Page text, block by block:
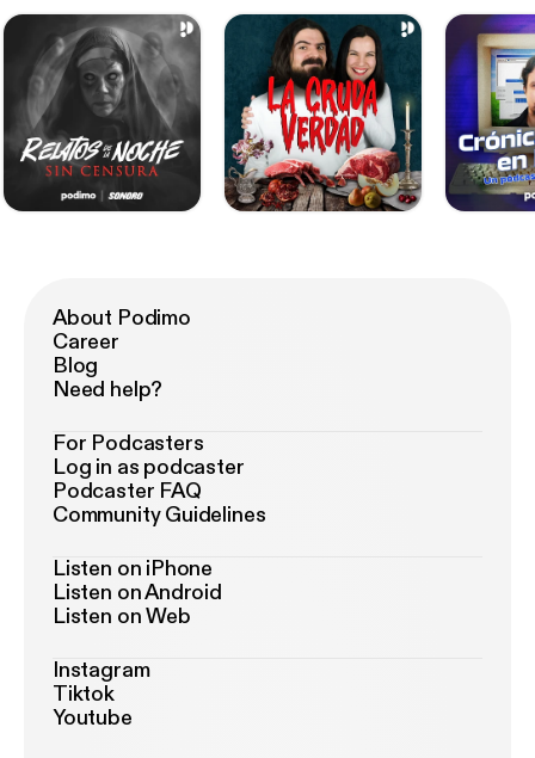
About Podimo
Career
Blog
Need help?
For Podcasters
Log in as podcaster
Podcaster FAQ
Community Guidelines
Listen on iPhone
Listen on Android
Listen on Web
Instagram
Tiktok
Youtube